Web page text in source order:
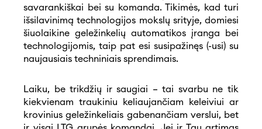
savarankiškai bei su komanda. Tikimės, kad turi
išsilavinimą technologijos mokslų srityje, domiesi
šiuolaikine geležinkelių automatikos įranga bei
technologijomis, taip pat esi susipažinęs (-usi) su
naujausiais techniniais sprendimais.
Laiku, be trikdžių ir saugiai – tai svarbu ne tik
kiekvienam traukiniu keliaujančiam keleiviui ar
krovinius geležinkeliais gabenančiam verslui, bet